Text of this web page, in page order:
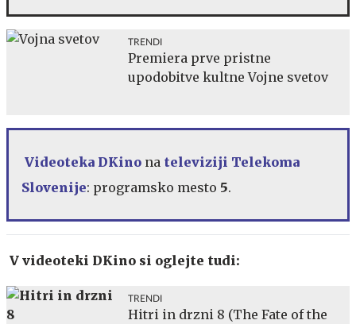
TRENDI
Premiera prve pristne
upodobitve kultne Vojne svetov
Videoteka DKino na televiziji Telekoma
Slovenije: programsko mesto 5.
V videoteki DKino si oglejte tudi:
TRENDI
Hitri in drzni 8 (The Fate of the